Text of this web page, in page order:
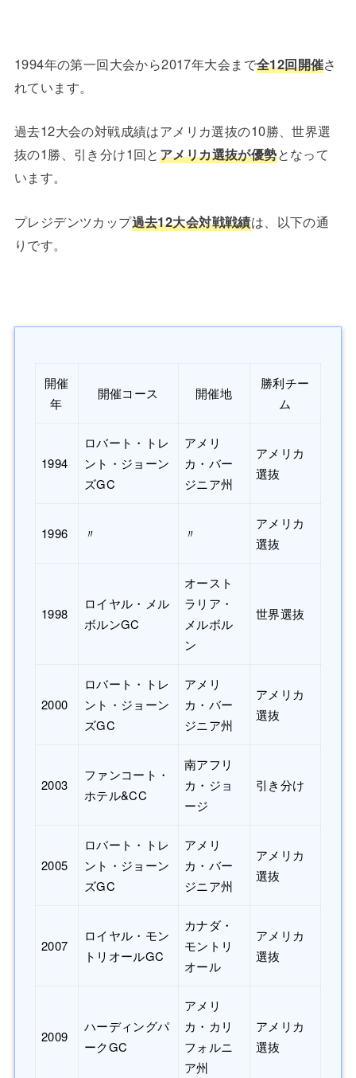
1994年の第一回大会から2017年大会まで全12回開催さ
れています。
過去12大会の対戦成績はアメリカ選抜の10勝、世界選
抜の1勝、引き分け1回とアメリカ選抜が優勢となって
います。
プレジデンツカップ過去12大会対戦戦績は、以下の通
りです。
開催
年
開催コース 開催地
勝利チー
ム
1994
ロバート・トレ
ント・ジョーン
ズGC
アメリ
カ・バー
ジニア州
アメリカ
選抜
1996 〃 〃
アメリカ
選抜
1998
ロイヤル・メル
ボルンGC
オースト
ラリア・
メルボル
ン
世界選抜
2000
ロバート・トレ
ント・ジョーン
ズGC
アメリ
カ・バー
ジニア州
アメリカ
選抜
2003
ファンコート・
ホテル&CC
南アフリ
カ・ジョ
ージ
引き分け
2005
ロバート・トレ
ント・ジョーン
ズGC
アメリ
カ・バー
ジニア州
アメリカ
選抜
2007
ロイヤル・モン
トリオールGC
カナダ・
モントリ
オール
アメリカ
選抜
2009
ハーディングパ
ークGC
アメリ
カ・カリ
フォルニ
ア州
アメリカ
選抜